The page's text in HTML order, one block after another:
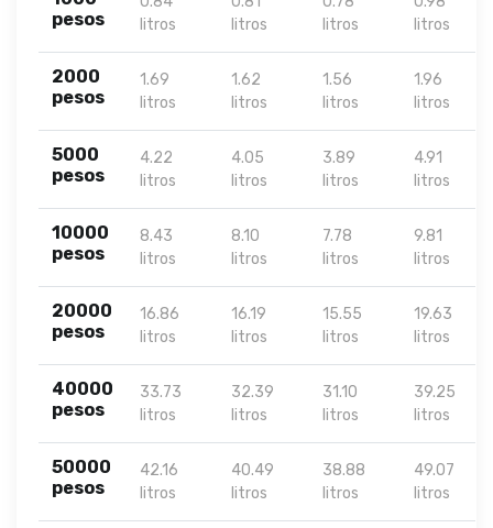
pesos
litros
litros
litros
litros
2000
pesos
1.69
litros
1.62
litros
1.56
litros
1.96
litros
5000
pesos
4.22
litros
4.05
litros
3.89
litros
4.91
litros
10000
pesos
8.43
litros
8.10
litros
7.78
litros
9.81
litros
20000
pesos
16.86
litros
16.19
litros
15.55
litros
19.63
litros
40000
pesos
33.73
litros
32.39
litros
31.10
litros
39.25
litros
50000
pesos
42.16
litros
40.49
litros
38.88
litros
49.07
litros